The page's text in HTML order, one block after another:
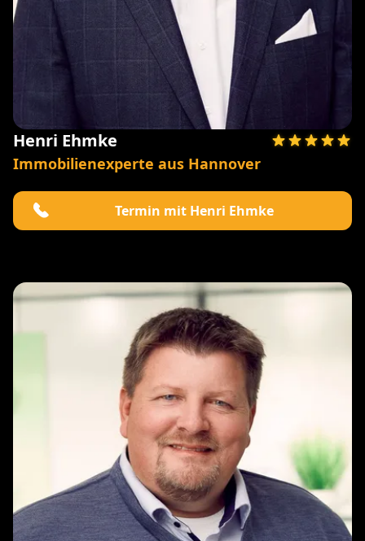
Henri Ehmke
Immobilienexperte aus Hannover
Termin mit Henri Ehmke